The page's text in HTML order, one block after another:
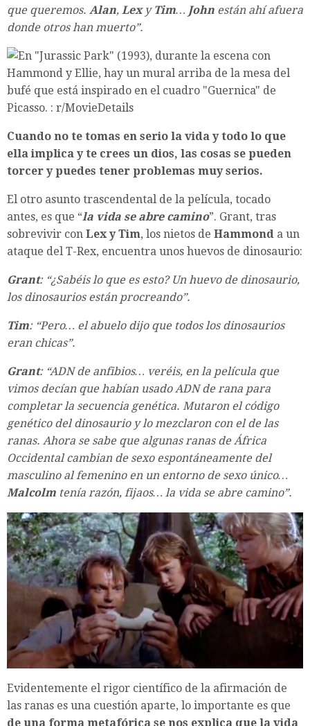
que queremos. Alan, Lexy Tim… John están ahí afuera
donde otros han muerto”.
Cuando no te tomas en serio la vida y todo lo que
ella implica y te crees un dios, las cosas se pueden
torcer y puedes tener problemas muy serios.
El otro asunto trascendental de la película, tocado
antes, es que “la vida se abre camino”. Grant, tras
sobrevivir con Lex y Tim, los nietos de Hammond a un
ataque del T-Rex, encuentra unos huevos de dinosaurio:
Grant: “¿Sabéis lo que es esto? Un huevo de dinosaurio,
los dinosaurios están procreando”.
Tim: “Pero… el abuelo dijo que todos los dinosaurios
eran chicas”.
Grant: “ADN de anfibios… veréis, en la película que
vimos decían que habían usado ADN de rana para
completar la secuencia genética. Mutaron el código
genético del dinosaurio y lo mezclaron con el de las
ranas. Ahora se sabe que algunas ranas de África
Occidental cambian de sexo espontáneamente del
masculino al femenino en un entorno de sexo único…
Malcolm tenía razón, fijaos… la vida se abre camino”.
Evidentemente el rigor científico de la afirmación de
las ranas es una cuestión aparte, lo importante es que
de una forma metafórica se nos explica que la vida